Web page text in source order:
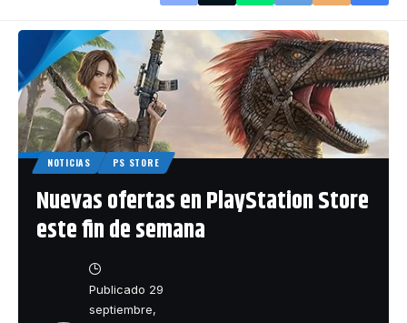
NOTICIAS PS STORE
Nuevas ofertas en PlayStation Store
este fin de semana
Publicado 29
septiembre,